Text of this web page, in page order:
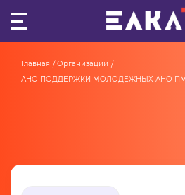
ПУЛЬС
Главная
Организации
АНО ПОДДЕРЖКИ МОЛОДЕЖНЫХ АНО